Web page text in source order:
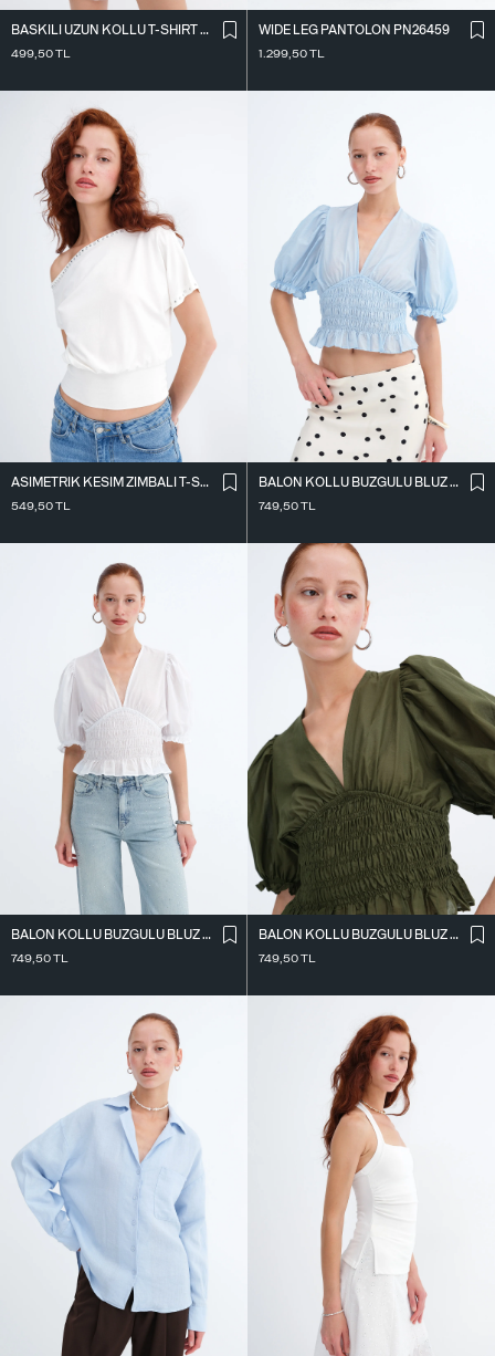
BASKILI UZUN KOLLU T-SHIRT P10735
499,50TL
WIDE LEG PANTOLON PN26459
1.299,50TL
ASIMETRIK KESIM ZIMBALI T-SHIRT P0994
549,50TL
BALON KOLLU BÜZGÜLÜ BLUZ P19479
749,50TL
BALON KOLLU BÜZGÜLÜ BLUZ P19479
749,50TL
BALON KOLLU BÜZGÜLÜ BLUZ P19479
749,50TL